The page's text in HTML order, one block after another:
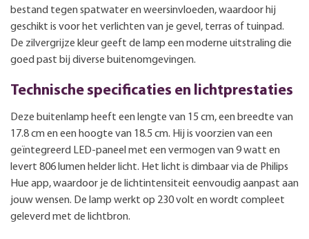
bestand tegen spatwater en weersinvloeden, waardoor hij
geschikt is voor het verlichten van je gevel, terras of tuinpad.
De zilvergrijze kleur geeft de lamp een moderne uitstraling die
goed past bij diverse buitenomgevingen.
Technische specificaties en lichtprestaties
Deze buitenlamp heeft een lengte van 15 cm, een breedte van
17.8 cm en een hoogte van 18.5 cm. Hij is voorzien van een
geïntegreerd LED-paneel met een vermogen van 9 watt en
levert 806 lumen helder licht. Het licht is dimbaar via de Philips
Hue app, waardoor je de lichtintensiteit eenvoudig aanpast aan
jouw wensen. De lamp werkt op 230 volt en wordt compleet
geleverd met de lichtbron.